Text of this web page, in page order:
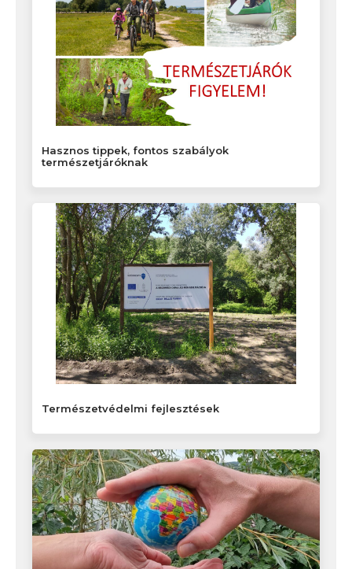
Hasznos tippek, fontos szabályok
természetjáróknak
Természetvédelmi fejlesztések